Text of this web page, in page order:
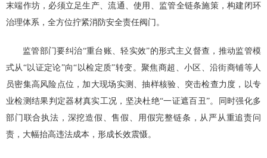
末端作坊，必须立足生产、流通、使用、监管全链条施策，构建闭环
治理体系，全方位拧紧消防安全责任阀门。
监管部门要纠治“重台账、轻实效”的形式主义督查，推动监管模
式从“以证定论”向“以检定质”转变。聚焦商超、小区、沿街商铺等人
员密集高风险点位，加大现场实测、抽样核验、突击检查力度，以专
业检测结果判定器材真实工况，坚决杜绝“一证遮百丑”。同时强化多
部门联合执法，深挖造假、售假、用假完整链条，从严从重追责问
责，大幅抬高违法成本，形成长效震慑。